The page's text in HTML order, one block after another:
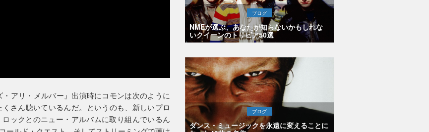
アリ・メルバー』出演時にコモンは次のように
さん聴いているんだ。というのも、新しいプロ
ックとのニュー・アルバムに取り組んでいるん
ブログ
NMEが選ぶ、あなたが知らないかもしれな
いクイーンのトリビア50選
ブログ
ダンス・ミュージックを永遠に変えることに